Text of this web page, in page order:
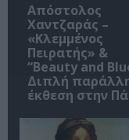
Απόστολος
Χαντζαράς –
«Κλεμμένος
Πειρατής» &
“Beauty and
Διπλή
έκθεση στην